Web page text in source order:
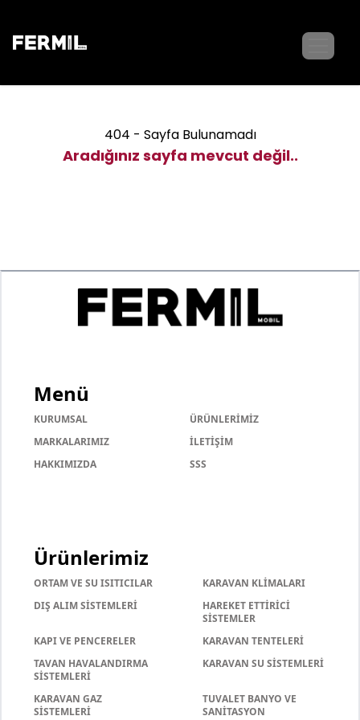
404 - Sayfa Bulunamadı
Aradığınız sayfa mevcut değil..
Menü
KURUMSAL
ÜRÜNLERİMİZ
MARKALARIMIZ
İLETİŞİM
HAKKIMIZDA
SSS
Ürünlerimiz
ORTAM VE SU ISITICILAR
KARAVAN KLİMALARI
DIŞ ALIM SİSTEMLERİ
HAREKET ETTİRİCİ
SİSTEMLER
KAPI VE PENCERELER
KARAVAN TENTELERİ
TAVAN HAVALANDIRMA
SİSTEMLERİ
KARAVAN SU SİSTEMLERİ
KARAVAN GAZ
SİSTEMLERİ
TUVALET BANYO VE
SANİTASYON